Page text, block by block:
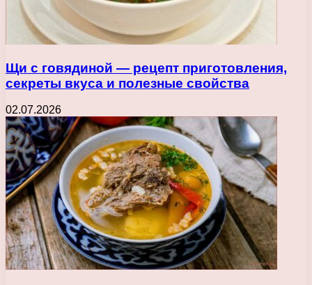
Щи с говядиной — рецепт приготовления,
секреты вкуса и полезные свойства
02.07.2026